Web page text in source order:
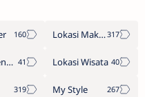
Lokasi Makan
Lokasi Menginap Lokasi Wisata
My Style